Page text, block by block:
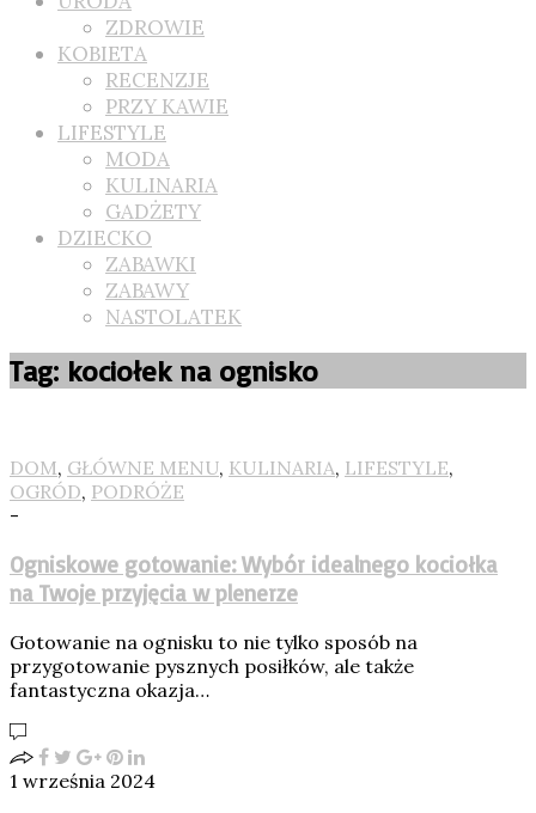
ZDROWIE
KOBIETA
RECENZJE
PRZY KAWIE
LIFESTYLE
MODA
KULINARIA
GADŻETY
DZIECKO
ZABAWKI
ZABAWY
NASTOLATEK
Tag: kociołek na ognisko
DOM, GŁÓWNE MENU, KULINARIA, LIFESTYLE,
OGRÓD, PODRÓŻE
-
Ogniskowe gotowanie: Wybór idealnego kociołka
na Twoje przyjęcia w plenerze
Gotowanie na ognisku to nie tylko sposób na
przygotowanie pysznych posiłków, ale także
fantastyczna okazja…
1 września 2024